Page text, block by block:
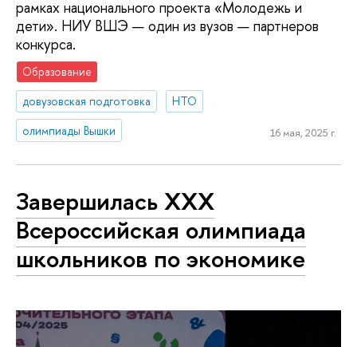
рамках национального проекта «Молодежь и
дети». НИУ ВШЭ — один из вузов — партнеров
конкурса.
Образование
довузовская подготовка
НТО
олимпиады Вышки
16 мая, 2025 г.
Завершилась XXX
Всероссийская олимпиада
школьников по экономике